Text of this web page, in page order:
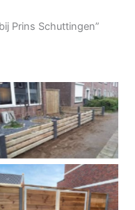
Prins Schuttingen”
Tuinhek voortuin